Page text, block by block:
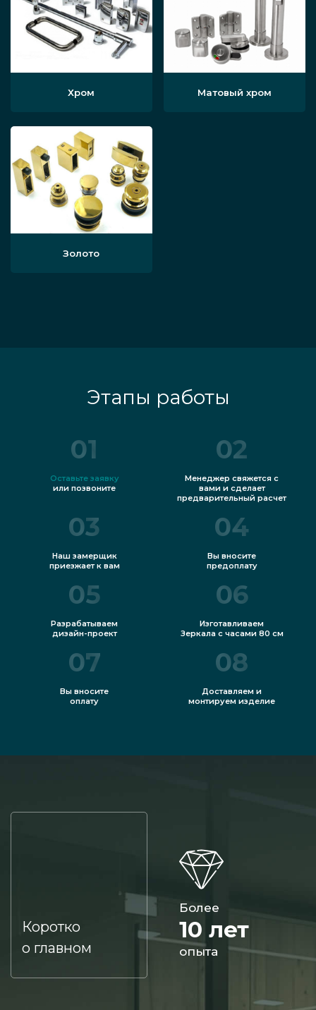
Хром Матовый хром
Золото
Этапы работы
01
Оставьте заявку
или позвоните
02
Менеджер свяжется с
вами и сделает
предварительный расчет
03
Наш замерщик
приезжает к вам
04
Вы вносите
предоплату
05
Разрабатываем
дизайн-проект
06
Изготавливаем
Зеркала с часами 80 см
07
Вы вносите
оплату
08
Доставляем и
монтируем изделие
Коротко
о главном
Более
10 лет
опыта